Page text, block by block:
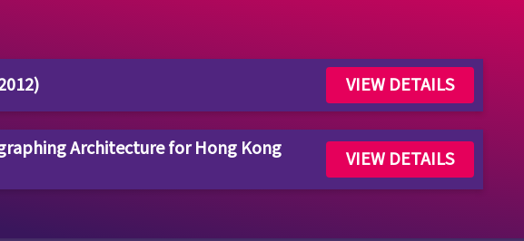
VIEW DETAILS
Architecture for Hong Kong
VIEW DETAILS